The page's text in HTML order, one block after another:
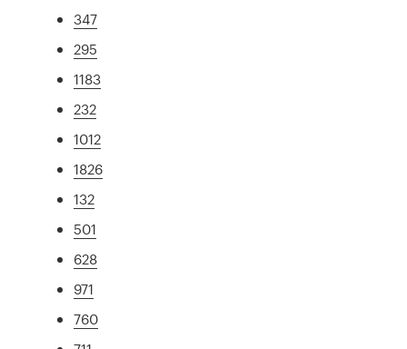
347
295
1183
232
1012
1826
132
501
628
971
760